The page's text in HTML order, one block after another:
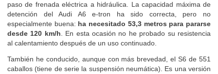
paso de frenada eléctrica a hidráulica. La capacidad máxima de
detención del Audi A6 e-tron ha sido correcta, pero no
especialmente buena: ha necesitado 53,3 metros para pararse
desde 120 km/h. En esta ocasión no he probado su resistencia
al calentamiento después de un uso continuado.
También he conducido, aunque con más brevedad, el S6 de 551
caballos (tiene de serie la suspensión neumática). Es una versión